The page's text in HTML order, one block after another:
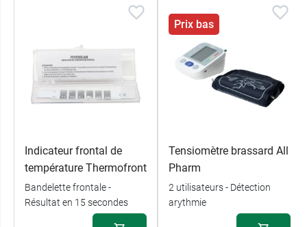
Indicateur frontal de
température Thermofront
Bandelette frontale -
Résultat en 15 secondes
Prix bas
Tensiomètre brassard All
Pharm
2 utilisateurs - Détection
arythmie